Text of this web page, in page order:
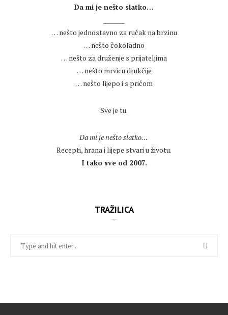
Da mi je nešto slatko…
… nešto jednostavno za ručak na brzinu
… nešto čokoladno
… nešto za druženje s prijateljima
… nešto mrvicu drukčije
… nešto lijepo i s pričom
Sve je tu.
Da mi je nešto slatko…
Recepti, hrana i lijepe stvari u životu.
I tako sve od 2007.
TRAŽILICA